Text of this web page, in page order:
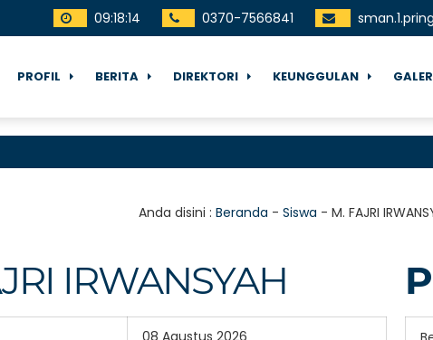
09:18:14 0370-7566841
PROFIL BERITA DIREKTORI KEUNGGULAN
Anda disini : Beranda - Siswa - M. FAJRI
IRWANSYAH
08 Agustus 2026